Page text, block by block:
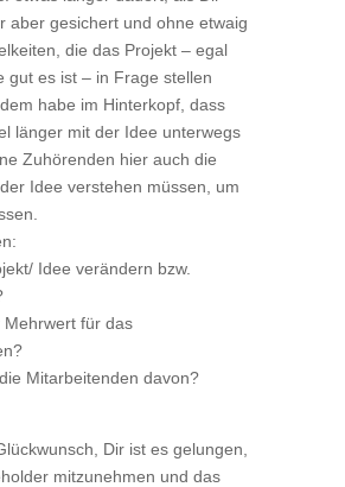
aber gesichert und ohne etwaig
die das Projekt – egal
gut es ist – in Frage stellen
habe im Hinterkopf, dass
länger mit der Idee unterwegs
Zuhörenden hier auch die
Idee verstehen müssen, um
Idee verändern bzw.
Mehrwert für das
Mitarbeitenden davon?
Dir ist es gelungen,
mitzunehmen und das